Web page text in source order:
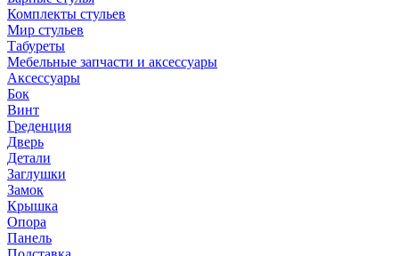
Комплекты стульев
Мир стульев
Табуреты
Мебельные запчасти и аксессуары
Аксессуары
Бок
Винт
Греденция
Дверь
Детали
Заглушки
Замок
Крышка
Опора
Панель